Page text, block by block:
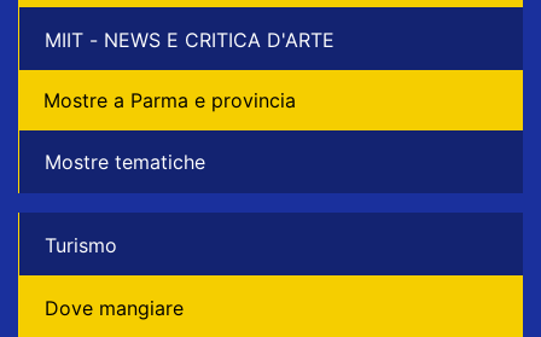
MIIT - NEWS E CRITICA D'ARTE
Mostre a Parma e provincia
Mostre tematiche
Turismo
Dove mangiare